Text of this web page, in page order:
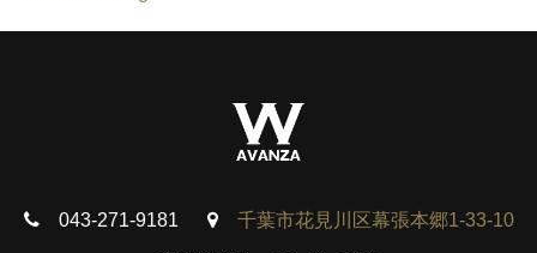
043-271-9181 千葉市花見川区幕張本郷1-33-10